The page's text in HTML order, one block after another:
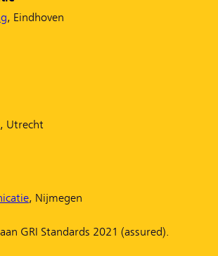
, Eindhoven
, Utrecht
, Nijmegen
GRI Standards 2021 (assured).